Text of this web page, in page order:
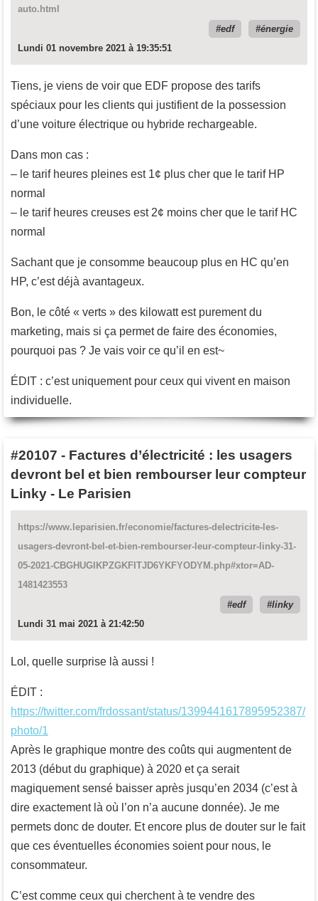
auto.html
edf
énergie
Lundi 01 novembre 2021 à 19:35:51
Tiens, je viens de voir que EDF propose des tarifs
spéciaux pour les clients qui justifient de la possession
d’une voiture électrique ou hybride rechargeable.
Dans mon cas :
– le tarif heures pleines est 1¢ plus cher que le tarif HP
normal
– le tarif heures creuses est 2¢ moins cher que le tarif HC
normal
Sachant que je consomme beaucoup plus en HC qu’en
HP, c’est déjà avantageux.
Bon, le côté « verts » des kilowatt est purement du
marketing, mais si ça permet de faire des économies,
pourquoi pas ? Je vais voir ce qu’il en est~
ÉDIT : c’est uniquement pour ceux qui vivent en maison
individuelle.
#20107 - Factures d’électricité : les usagers
devront bel et bien rembourser leur compteur
Linky - Le Parisien
https://www.leparisien.fr/economie/factures-delectricite-les-
usagers-devront-bel-et-bien-rembourser-leur-compteur-linky-31-
05-2021-CBGHUGIKPZGKFITJD6YKFYODYM.php#xtor=AD-
1481423553
edf
linky
Lundi 31 mai 2021 à 21:42:50
Lol, quelle surprise là aussi !
ÉDIT :
https://twitter.com/frdossant/status/1399441617895952387/
photo/1
Après le graphique montre des coûts qui augmentent de
2013 (début du graphique) à 2020 et ça serait
magiquement sensé baisser après jusqu’en 2034 (c’est à
dire exactement là où l’on n’a aucune donnée). Je me
permets donc de douter. Et encore plus de douter sur le fait
que ces éventuelles économies soient pour nous, le
consommateur.
C’est comme ceux qui cherchent à te vendre des